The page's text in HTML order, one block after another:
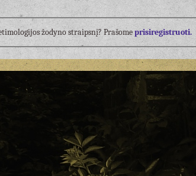
žodyno straipsnį? Prašomeprisiregistruoti.